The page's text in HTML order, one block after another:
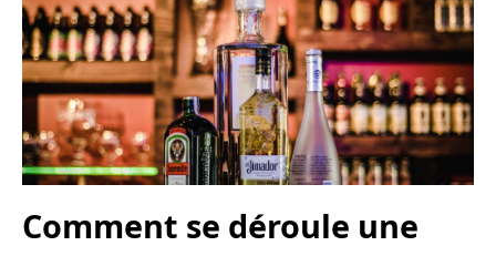
Comment se déroule une